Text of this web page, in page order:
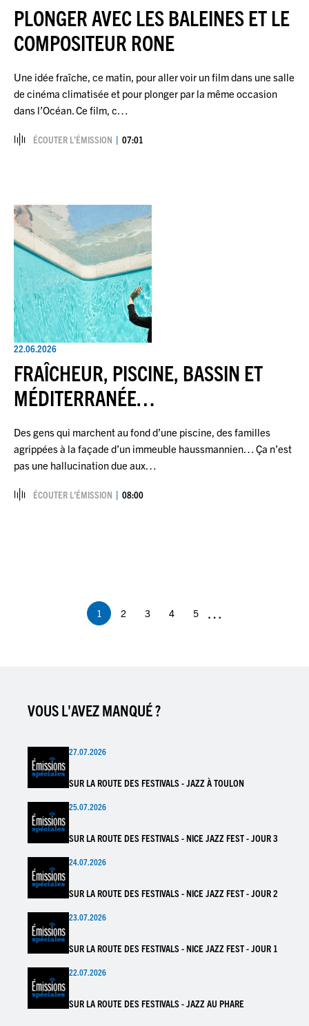
PLONGER AVEC LES BALEINES ET LE
COMPOSITEUR RONE
Une idée fraîche, ce matin, pour aller voir un film dans une salle
de cinéma climatisée et pour plonger par la même occasion
dans l’Océan. Ce film, c…
ÉCOUTER L’ÉMISSION 07:01
22.06.2026
FRAÎCHEUR, PISCINE, BASSIN ET
MÉDITERRANÉE…
Des gens qui marchent au fond d’une piscine, des familles
agrippées à la façade d’un immeuble haussmannien… Ça n’est
pas une hallucination due aux…
ÉCOUTER L’ÉMISSION 08:00
Page
courante
1 Page
2 Page
3 Page
4 Page
5 …
VOUS L'AVEZ MANQUÉ ?
27.07.2026
SUR LA ROUTE DES FESTIVALS - JAZZ À TOULON
25.07.2026
SUR LA ROUTE DES FESTIVALS - NICE JAZZ FEST - JOUR 3
24.07.2026
SUR LA ROUTE DES FESTIVALS - NICE JAZZ FEST - JOUR 2
23.07.2026
SUR LA ROUTE DES FESTIVALS - NICE JAZZ FEST - JOUR 1
22.07.2026
SUR LA ROUTE DES FESTIVALS - JAZZ AU PHARE